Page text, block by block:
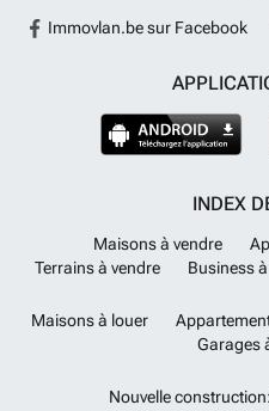
Immovlan.be sur Facebook
INDEX
Maisons à vendre
Terrains à vendre
Business
Maisons à louer
Garages
Nouvelle